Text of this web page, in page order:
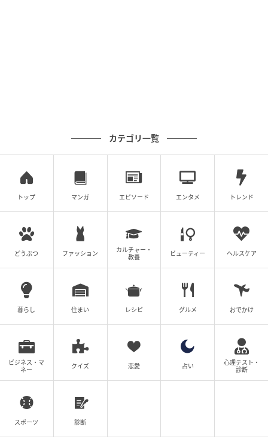
次の話を読む
第31話
で別れました
春乃おはな
全話一覧を見る
クリエイター情報
春乃おはな
1994年生まれ。静岡県浜松市出身。SNSやブログで
エッセイ漫画を発信中。猫が好き。
作品をもっとみる
カテゴリ一覧
トップ マンガ エピソード エンタメ トレンド
どうぶつ ファッション
カルチャー・
教養
ビューティー ヘルスケア
暮らし 住まい レシピ グルメ おでかけ
ビジネス・マ
ネー
クイズ 恋愛 占い
心理テスト・
診断
スポーツ 診断